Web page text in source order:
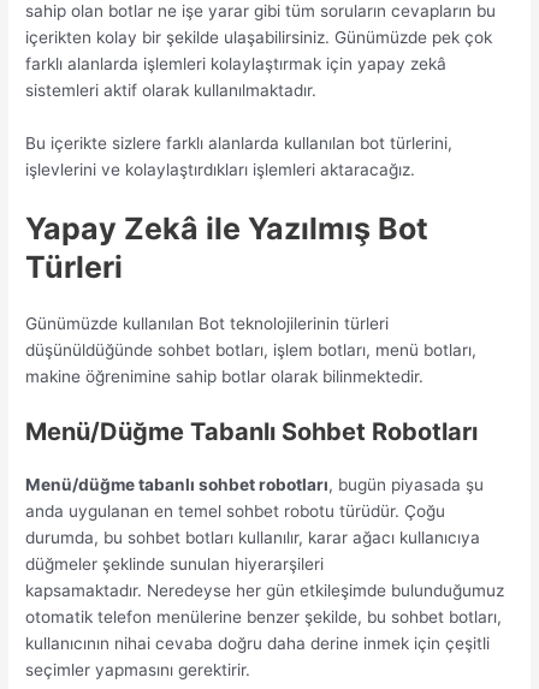
sahip olan botlar ne işe yarar gibi tüm soruların cevapların bu
içerikten kolay bir şekilde ulaşabilirsiniz. Günümüzde pek çok
farklı alanlarda işlemleri kolaylaştırmak için yapay zekâ
sistemleri aktif olarak kullanılmaktadır.
Bu içerikte sizlere farklı alanlarda kullanılan bot türlerini,
işlevlerini ve kolaylaştırdıkları işlemleri aktaracağız.
Yapay Zekâ ile Yazılmış Bot
Türleri
Günümüzde kullanılan Bot teknolojilerinin türleri
düşünüldüğünde sohbet botları, işlem botları, menü botları,
makine öğrenimine sahip botlar olarak bilinmektedir.
Menü/Düğme Tabanlı Sohbet Robotları
Menü/düğme tabanlı sohbet robotları, bugün piyasada şu
anda uygulanan en temel sohbet robotu türüdür. Çoğu
durumda, bu sohbet botları kullanılır, karar ağacı kullanıcıya
düğmeler şeklinde sunulan hiyerarşileri
kapsamaktadır. Neredeyse her gün etkileşimde bulunduğumuz
otomatik telefon menülerine benzer şekilde, bu sohbet botları,
kullanıcının nihai cevaba doğru daha derine inmek için çeşitli
seçimler yapmasını gerektirir.